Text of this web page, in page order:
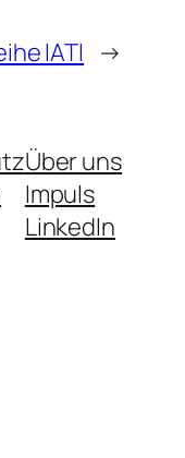
IATI →
Über uns
Impuls
LinkedIn